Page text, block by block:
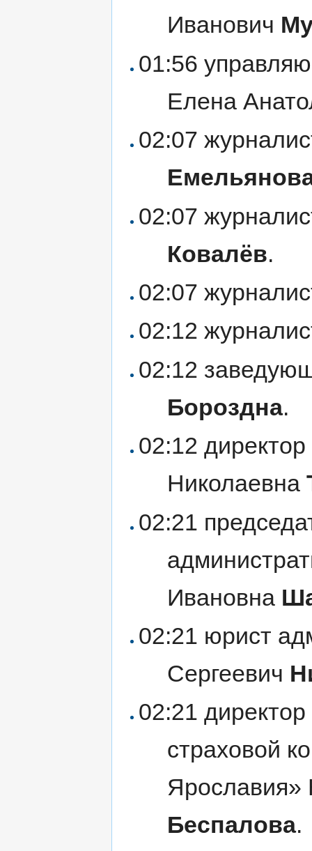
Иванович
01:56
Елена
02:07
02:07
Ковалёв.
02:07
02:12
02:12
Бороздна.
02:12
Николаевна
02:21
Ивановна
02:21 юрист
Сергеевич
02:21
страховой
Ярославия»
Беспалова.